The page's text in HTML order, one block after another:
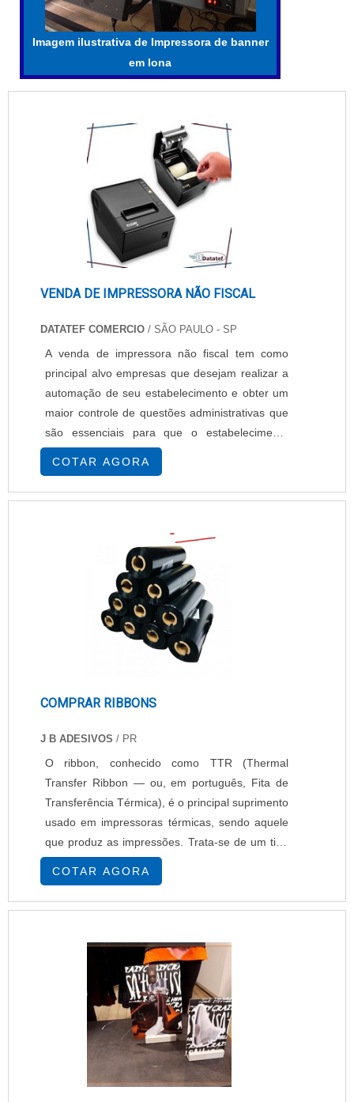
Imagem ilustrativa de Impressora de banner
em lona
VENDA DE IMPRESSORA NÃO FISCAL
DATATEF COMERCIO / SÃO PAULO - SP
A venda de impressora não fiscal tem como
principal alvo empresas que desejam realizar a
automação de seu estabelecimento e obter um
maior controle de questões administrativas que
são essenciais para que o estabelecimento
funcione de forma segura e adequada. Isso
porque a impressora não fiscal realiza a
impressão de cupons que não possuem valor
comprovante de vendas, por isso, a venda de
COTAR AGORA
COMPRAR RIBBONS
J B ADESIVOS / PR
O ribbon, conhecido como TTR (Thermal
Transfer Ribbon — ou, em português, Fita de
Transferência Térmica), é o principal suprimento
usado em impressoras térmicas, sendo aquele
que produz as impressões. Trata-se de um tipo
de película plástica toda revestida com tinta que
transfere as informações para o suporte assim
que passa pela cabeça térmica e recebe
silicone e outro lado coberto de tinta. Quando
recebe calor, a tinta se desgruda do ribbon e o
silicone ajuda o calor a ser dissipado. Eles são
bastante usados para a impressão de código de
barras e, sobretudo, de etiquetas, uma vez que
ajudam a economizar materiais, tendo ainda um
baixo custo. É importante mencionar que o
ribbon é fabricado em configurações distintas,
COTAR AGORA